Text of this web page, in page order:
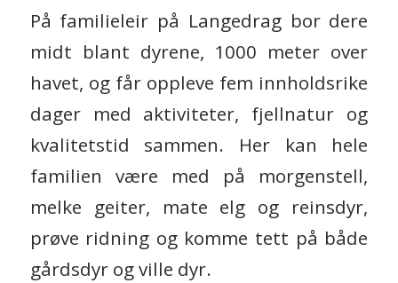
På familieleir på Langedrag bor dere
midt blant dyrene, 1000 meter over
havet, og får oppleve fem innholdsrike
dager med aktiviteter, fjellnatur og
kvalitetstid sammen. Her kan hele
familien være med på morgenstell,
melke geiter, mate elg og reinsdyr,
prøve ridning og komme tett på både
gårdsdyr og ville dyr.